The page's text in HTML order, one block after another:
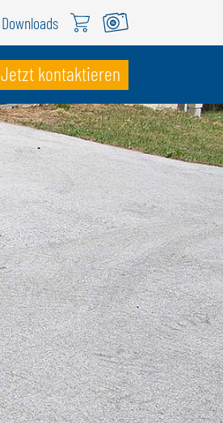
Downloads
Jetzt kontaktieren